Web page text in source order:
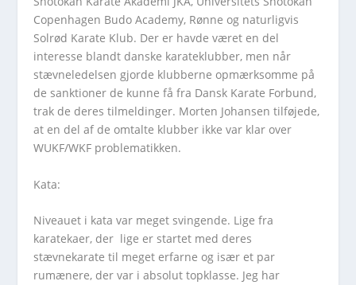
Copenhagen Budo Academy, Rønne og naturligvis
Solrød Karate Klub. Der er havde været en del
interesse blandt danske karateklubber, men når
stævneledelsen gjorde klubberne opmærksomme på
de sanktioner de kunne få fra Dansk Karate Forbund,
trak de deres tilmeldinger. Morten Johansen tilføjede,
at en del af de omtalte klubber ikke var klar over
WUKF/WKF problematikken.
Kata:
Niveauet i kata var meget svingende. Lige fra
karatekaer, der lige er startet med deres
stævnekarate til meget erfarne og især et par
rumænere, der var i absolut topklasse. Jeg har